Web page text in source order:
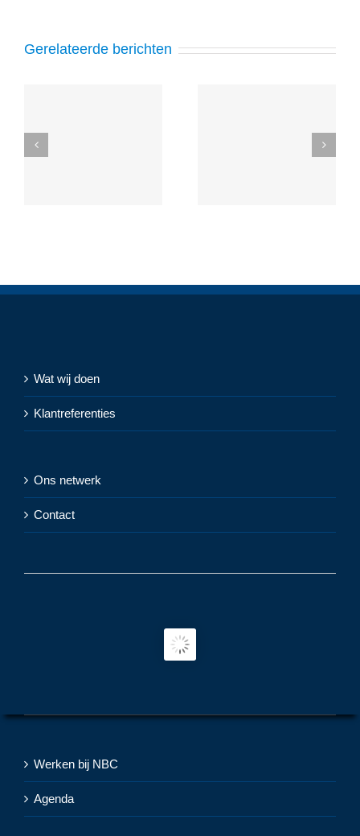
Gerelateerde berichten
Wat wij doen
Klantreferenties
Ons netwerk
Contact
Werken bij NBC
Agenda